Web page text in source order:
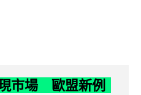
市場 歐盟新例